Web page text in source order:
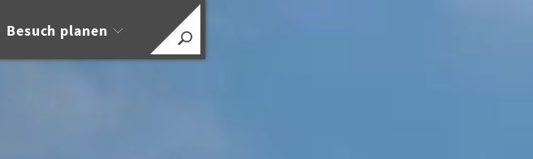
Besuch planen